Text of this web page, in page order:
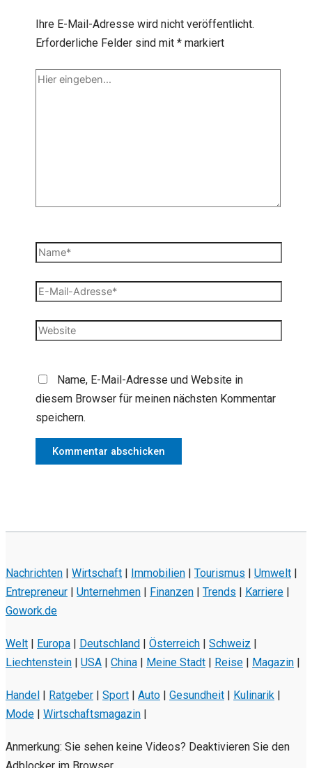
Ihre E-Mail-Adresse wird nicht veröffentlicht.
Erforderliche Felder sind mit *markiert
Hier
Name*
E-
Adresse*
Website
Name, E-Mail-Adresse und Website in
diesem Browser für meinen nächsten Kommentar
speichern.
Nachrichten | Wirtschaft | Immobilien | Tourismus | Umwelt |
Entrepreneur | Unternehmen | Finanzen | Trends | Karriere |
Gowork.de
Welt | Europa | Deutschland | Österreich | Schweiz |
Liechtenstein | USA | China | Meine Stadt | Reise | Magazin |
Handel | Ratgeber | Sport | Auto | Gesundheit | Kulinarik |
Mode | Wirtschaftsmagazin |
Anmerkung: Sie sehen keine Videos? Deaktivieren Sie den